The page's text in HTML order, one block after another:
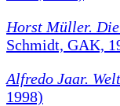
Horst Müller.
Schmidt, GAK,
Alfredo Jaar.
1998)